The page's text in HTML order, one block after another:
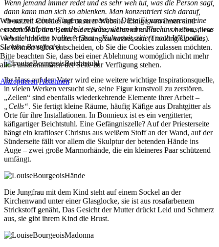
Wenn jemand immer redet und es sehr weh tut, was die Person sagt,
dann kann man sich so ablenken. Man konzentriert sich darauf,
etwas mit seinen Fingern zu machen. Diese Figuren waren meine
ersten Skulpturen, und sie repräsentieren eine Flucht vor etwas, was
ich nicht hören wollte.“ (3sat – Kulturzeit, zitiert nach Wikipedia,
Louise Bourgeois)
Ihr Hass auf den Vater wird eine weitere wichtige Inspirationsquelle,
in vielen Werken versucht sie, seine Figur kunstvoll zu zerstören.
„Zellen“ sind ebenfalls wiederkehrende Elemente ihrer Arbeit –
„Cells“. Sie fertigt kleine Räume, häufig Käfige aus Drahtgitter als
Orte für ihre Installationen. In Bonnieux ist es ein vergitterter,
käfigartiger Beichtstuhl. Eine Gefängniszelle? Auf der Priesterseite
hängt ein kraftloser Christus aus weißem Stoff an der Wand, auf der
Sünderseite fällt vor allem die Skulptur der betenden Hände ins
Auge – zwei große Marmorhände, die ein kleineres Paar schützend
umfängt.
Die Jungfrau mit dem Kind steht auf einem Sockel an der
Kirchenwand unter einer Glasglocke, sie ist aus rosafarbenem
Strickstoff genäht, Das Gesicht der Mutter drückt Leid und Schmerz
aus, sie gibt ihrem Kind die Brust.
Wir nutzen Cookies auf unserer Website. Einige von ihnen sind
essenziell für den Betrieb der Seite, während andere uns helfen, diese
Website und die Nutzererfahrung zu verbessern (Tracking Cookies).
Sie können selbst entscheiden, ob Sie die Cookies zulassen möchten.
Bitte beachten Sie, dass bei einer Ablehnung womöglich nicht mehr
alle Funktionalitäten der Seite zur Verfügung stehen.
AkzeptierenAblehnen